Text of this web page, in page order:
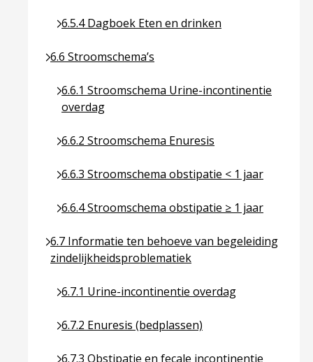
6.5.4 Dagboek Eten en drinken
Ga naar pagina over 6.5.4 Dagboek Eten en
6.6 Stroomschema’s
Ga naar pagina over 6.6 Stroomschema’s
6.6.1 Stroomschema Urine-incontinentie
overdag
Ga naar pagina over 6.6.1 Stroomschema Urine-
6.6.2 Stroomschema Enuresis
Ga naar pagina over 6.6.2 Stroomschema Enuresis
6.6.3 Stroomschema obstipatie < 1 jaar
Ga naar pagina over 6.6.3 Stroomschema
6.6.4 Stroomschema obstipatie ≥ 1 jaar
Ga naar pagina over 6.6.4 Stroomschema
6.7 Informatie ten behoeve van begeleiding
zindelijkheidsproblematiek
Ga naar pagina over 6.7 Informatie ten behoeve
6.7.1 Urine-incontinentie overdag
Ga naar pagina over 6.7.1 Urine-incontinentie
6.7.2 Enuresis (bedplassen)
Ga naar pagina over 6.7.2 Enuresis (bedplassen)
6.7.3 Obstipatie en fecale incontinentie
Ga naar pagina over 6.7.3 Obstipatie en fecale